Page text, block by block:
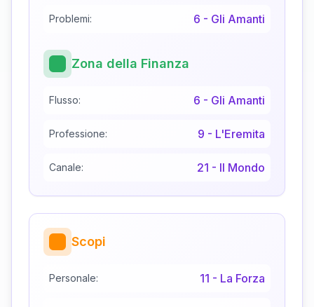
Problemi: 6 - Gli Amanti
Zona della Finanza
Flusso: 6 - Gli Amanti
Professione: 9 - L'Eremita
Canale: 21 - Il Mondo
Scopi
Personale: 11 - La Forza